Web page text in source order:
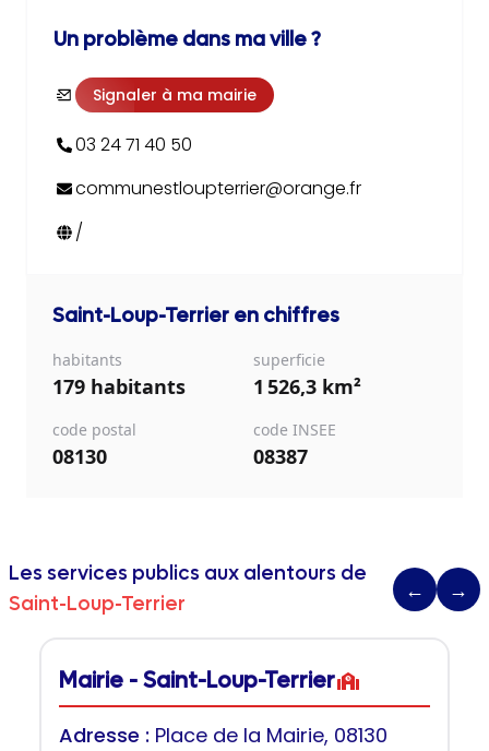
Un problème dans ma ville ?
Signaler à ma mairie
03 24 71 40 50
communestloupterrier@orange.fr
/
Saint-Loup-Terrier en chiffres
habitants
179 habitants
superficie
1 526,3 km²
code postal
08130
code INSEE
08387
Les services publics aux alentours de
Saint-Loup-Terrier
← →
Mairie - Saint-Loup-Terrier
Adresse : Place de la Mairie, 08130